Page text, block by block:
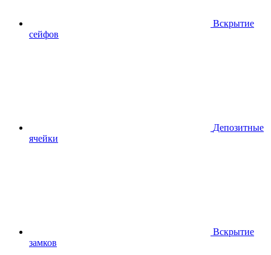
Вскрытие
сейфов
Депозитные
ячейки
Вскрытие
замков